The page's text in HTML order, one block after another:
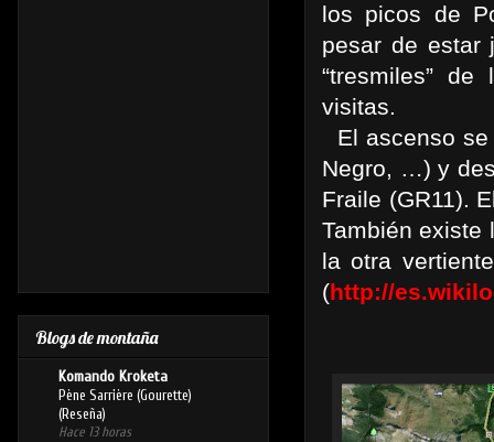
los picos de
pesar de estar
“tresmiles”
visitas.
El ascenso
Negro, …) y
Fraile (GR11).
También existe
la otra
(http://
Blogs de montaña
Komando Kroketa
Pène Sarrière (Gourette)
(Reseña)
Hace 13 horas